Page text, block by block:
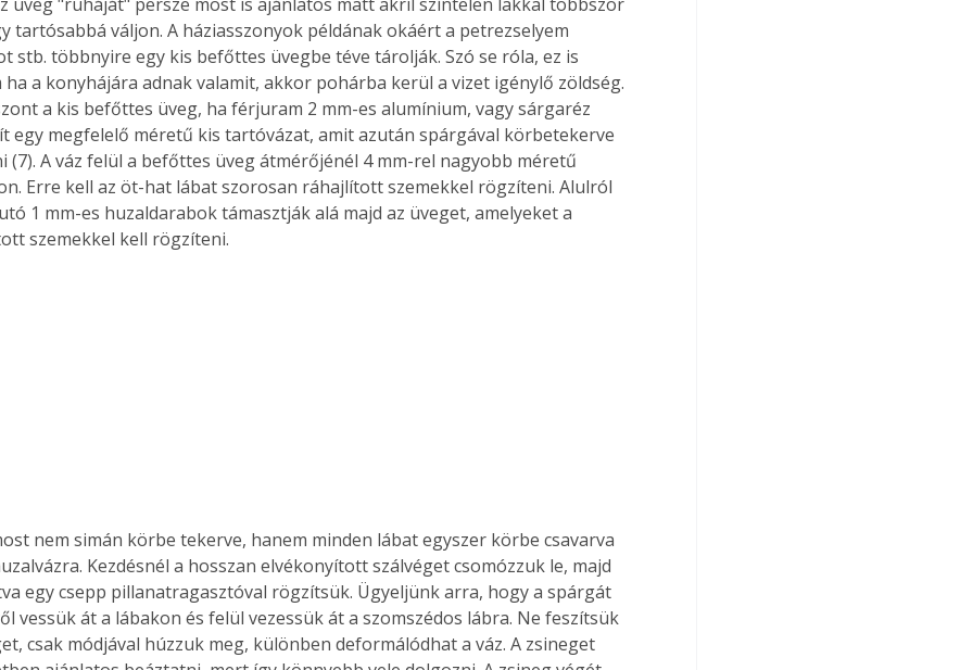
tartósabbá váljon. A háziasszonyok példának okáért a petrezselyem
stb. többnyire egy kis befőttes üvegbe téve tárolják. Szó se róla, ez is
ha a konyhájára adnak valamit, akkor pohárba kerül a vizet igénylő zöldség.
a kis befőttes üveg, ha férjuram 2 mm-es alumínium, vagy sárgaréz
egy megfelelő méretű kis tartóvázat, amit azután spárgával körbetekerve
(7). A váz felül a befőttes üveg átmérőjénél 4 mm-rel nagyobb méretű
Erre kell az öt-hat lábat szorosan ráhajlított szemekkel rögzíteni. Alulról
1 mm-es huzaldarabok támasztják alá majd az üveget, amelyeket a
szemekkel kell rögzíteni.
Kezdésnél a hosszan elvékonyított szálvéget csomózzuk le, majd
egy csepp pillanatragasztóval rögzítsük. Ügyeljünk arra, hogy a spárgát
vessük át a lábakon és felül vezessük át a szomszédos lábra. Ne feszítsük
csak módjával húzzuk meg, különben deformálódhat a váz. A zsineget